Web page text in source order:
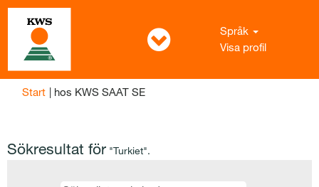
Språk
Visa profil
Start | hos KWS SAAT SE(aktuell
Sökresultat för "Turkiet".